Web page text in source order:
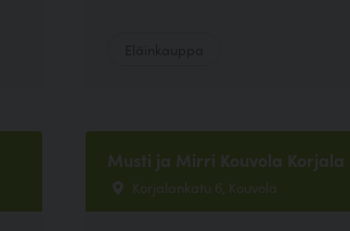
Musti ja Mirri Kouvola Korjala
Korjalankatu 6, Kouvola